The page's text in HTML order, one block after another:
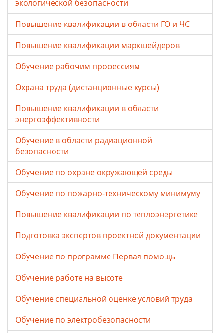
экологической безопасности
Повышение квалификации в области ГО и ЧС
Повышение квалификации маркшейдеров
Обучение рабочим профессиям
Охрана труда (дистанционные курсы)
Повышение квалификации в области
энергоэффективности
Обучение в области радиационной
безопасности
Обучение по охране окружающей среды
Обучение по пожарно-техническому минимуму
Повышение квалификации по теплоэнергетике
Подготовка экспертов проектной документации
Обучение по программе Первая помощь
Обучение работе на высоте
Обучение специальной оценке условий труда
Обучение по электробезопасности